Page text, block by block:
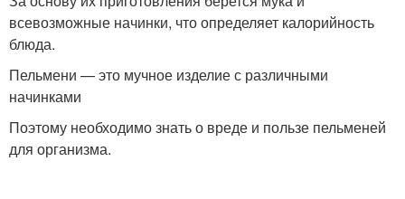
всевозможные начинки, что определяет калорийность
блюда.
Пельмени — это мучное изделие с различными
начинками
Поэтому необходимо знать о вреде и пользе пельменей
для организма.